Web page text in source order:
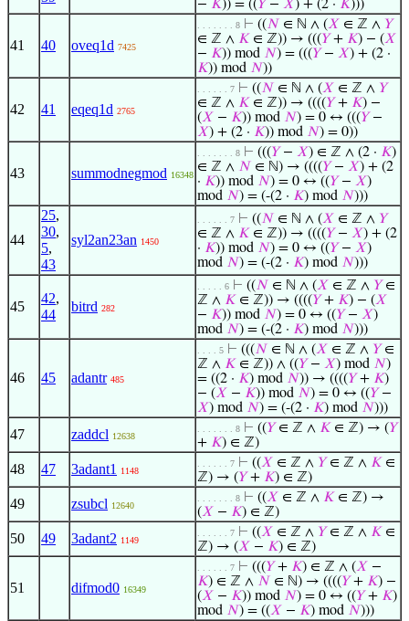
− 𝐾)) = ((𝑌 − 𝑋 ) + (2 · 𝐾)))
41 40 oveq1d 7425
. . . . . . . 8 ⊢ ((𝑁 ∈ ℕ ∧ (𝑋 ∈ ℤ ∧ 𝑌
∈ ℤ ∧ 𝐾 ∈ ℤ)) → (((𝑌+ 𝐾) − (𝑋
− 𝐾)) mod 𝑁) = (((𝑌− 𝑋) + (2 ·
𝐾)) mod 𝑁))
42 41 eqeq1d 2765
. . . . . . 7 ⊢ ((𝑁 ∈ ℕ ∧ (𝑋 ∈ ℤ ∧ 𝑌
∈ ℤ ∧ 𝐾 ∈ ℤ)) → ((((𝑌+ 𝐾) −
(𝑋 − 𝐾)) mod 𝑁) = 0 ↔ (((𝑌−
𝑋) + (2 · 𝐾)) mod 𝑁) = 0))
43 summodnegmod 16348
. . . . . . . 8 ⊢ (((𝑌− 𝑋) ∈ ℤ ∧ (2 · 𝐾)
∈ ℤ ∧ 𝑁 ∈ ℕ) → ((((𝑌− 𝑋) + (2
· 𝐾)) mod 𝑁) = 0 ↔ ((𝑌− 𝑋)
mod 𝑁) = (-(2 · 𝐾) mod 𝑁)))
44
25,
30,
5,
43
syl2an23an 1450
. . . . . . 7 ⊢ ((𝑁 ∈ ℕ ∧ (𝑋 ∈ ℤ ∧ 𝑌
∈ ℤ ∧ 𝐾 ∈ ℤ)) → ((((𝑌− 𝑋) + (2
· 𝐾)) mod 𝑁) = 0 ↔ ((𝑌− 𝑋)
mod 𝑁) = (-(2 · 𝐾) mod 𝑁)))
45
42,
44
bitrd 282
. . . . . 6 ⊢ ((𝑁 ∈ ℕ ∧ (𝑋 ∈ ℤ ∧ 𝑌∈
ℤ ∧ 𝐾 ∈ ℤ)) → ((((𝑌+ 𝐾) − (𝑋
− 𝐾)) mod 𝑁) = 0 ↔ ((𝑌− 𝑋)
mod 𝑁) = (-(2 · 𝐾) mod 𝑁)))
46 45 adantr 485
. . . . 5 ⊢ (((𝑁 ∈ ℕ ∧ (𝑋 ∈ ℤ ∧ 𝑌∈
ℤ ∧ 𝐾 ∈ ℤ)) ∧ ((𝑌− 𝑋) mod 𝑁)
= ((2 · 𝐾) mod 𝑁)) → ((((𝑌+ 𝐾)
− (𝑋 − 𝐾)) mod 𝑁) = 0 ↔ ((𝑌−
𝑋) mod 𝑁) = (-(2 · 𝐾) mod 𝑁)))
47 zaddcl 12638
. . . . . . . 8 ⊢ ((𝑌∈ ℤ ∧ 𝐾 ∈ ℤ) → (𝑌
+ 𝐾) ∈ ℤ)
48 47 3adant1 1148
. . . . . . 7 ⊢ ((𝑋 ∈ ℤ ∧ 𝑌∈ ℤ ∧ 𝐾 ∈
ℤ) → (𝑌+ 𝐾) ∈ ℤ)
49 zsubcl 12640
. . . . . . . 8 ⊢ ((𝑋 ∈ ℤ ∧ 𝐾 ∈ ℤ) →
(𝑋 − 𝐾) ∈ ℤ)
50 49 3adant2 1149
. . . . . . 7 ⊢ ((𝑋 ∈ ℤ ∧ 𝑌∈ ℤ ∧ 𝐾 ∈
ℤ) → (𝑋 − 𝐾) ∈ ℤ)
51 difmod0 16349
. . . . . . 7 ⊢ (((𝑌+ 𝐾) ∈ ℤ ∧ (𝑋 −
𝐾) ∈ ℤ ∧ 𝑁 ∈ ℕ) → ((((𝑌+ 𝐾) −
(𝑋 − 𝐾)) mod 𝑁) = 0 ↔ ((𝑌+ 𝐾)
mod 𝑁) = ((𝑋 − 𝐾) mod 𝑁)))